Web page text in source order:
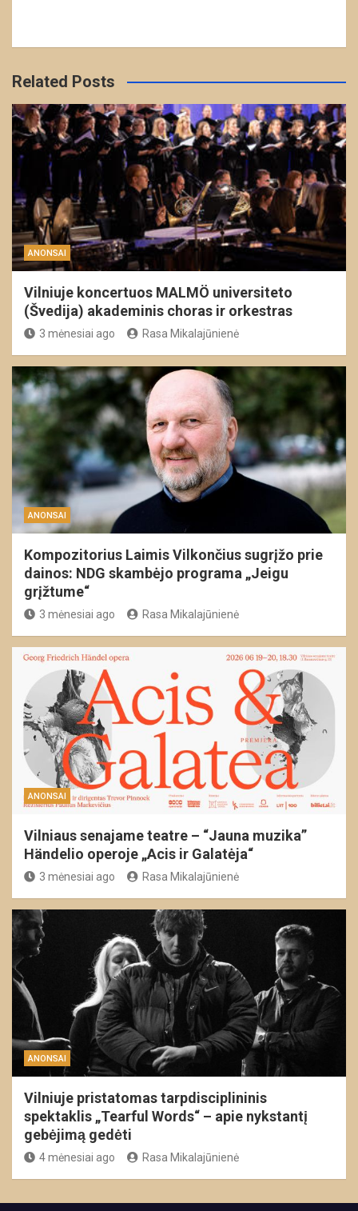
Related Posts
ANONSAI
Vilniuje koncertuos MALMÖ universiteto
(Švedija) akademinis choras ir orkestras
3 mėnesiai ago Rasa Mikalajūnienė
ANONSAI
Kompozitorius Laimis Vilkončius sugrįžo prie
dainos: NDG skambėjo programa „Jeigu
grįžtume“
3 mėnesiai ago Rasa Mikalajūnienė
ANONSAI
Vilniaus senajame teatre – “Jauna muzika”
Händelio operoje „Acis ir Galatėja“
3 mėnesiai ago Rasa Mikalajūnienė
ANONSAI
Vilniuje pristatomas tarpdisciplininis
spektaklis „Tearful Words“ – apie nykstantį
gebėjimą gedėti
4 mėnesiai ago Rasa Mikalajūnienė